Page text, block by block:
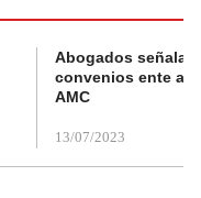
Abogados
convenios ente
AMC
13/07/2023